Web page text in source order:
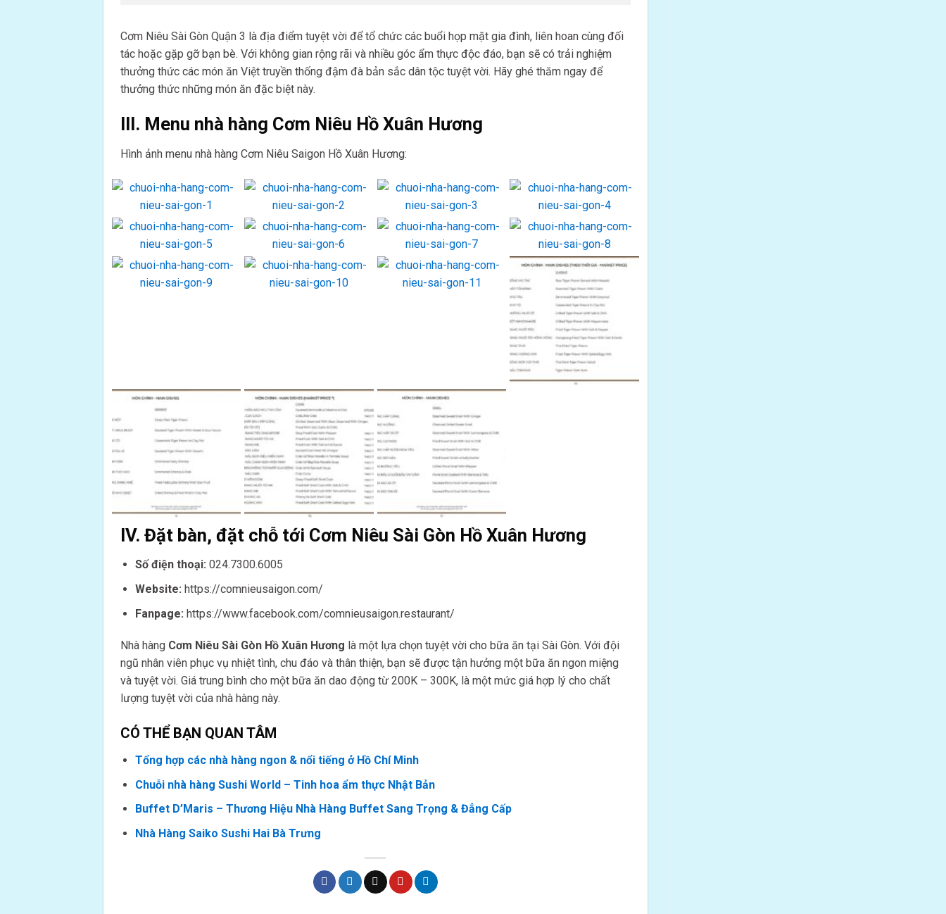
Cơm Niêu Sài Gòn Quận 3 là địa điểm tuyệt vời để tổ chức các buổi họp mặt gia đình, liên hoan cùng đối
tác hoặc gặp gỡ bạn bè. Với không gian rộng rãi và nhiều góc ẩm thực độc đáo, bạn sẽ có trải nghiệm
thưởng thức các món ăn Việt truyền thống đậm đà bản sắc dân tộc tuyệt vời. Hãy ghé thăm ngay để
thưởng thức những món ăn đặc biệt này.
III. Menu nhà hàng Cơm Niêu Hồ Xuân Hương
Hình ảnh menu nhà hàng Cơm Niêu Saigon Hồ Xuân Hương:
IV. Đặt bàn, đặt chỗ tới Cơm Niêu Sài Gòn Hồ Xuân Hương
Số điện thoại: 024.7300.6005
Website: https://comnieusaigon.com/
Fanpage: https://www.facebook.com/comnieusaigon.restaurant/
Nhà hàng Cơm Niêu Sài Gòn Hồ Xuân Hương là một lựa chọn tuyệt vời cho bữa ăn tại Sài Gòn. Với đội
ngũ nhân viên phục vụ nhiệt tình, chu đáo và thân thiện, bạn sẽ được tận hưởng một bữa ăn ngon miệng
và tuyệt vời. Giá trung bình cho một bữa ăn dao động từ 200K – 300K, là một mức giá hợp lý cho chất
lượng tuyệt vời của nhà hàng này.
CÓ THỂ BẠN QUAN TÂM
Tổng hợp các nhà hàng ngon & nổi tiếng ở Hồ Chí Minh
Chuỗi nhà hàng Sushi World – Tinh hoa ẩm thực Nhật Bản
Buffet D’Maris – Thương Hiệu Nhà Hàng Buffet Sang Trọng & Đẳng Cấp
Nhà Hàng Saiko Sushi Hai Bà Trưng